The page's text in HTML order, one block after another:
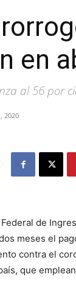
en
al 56 por
2020
de
meses el
contra el
que